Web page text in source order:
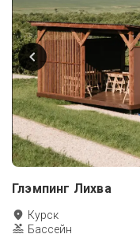
Глэмпинг Лихва
Курск
Бассейн